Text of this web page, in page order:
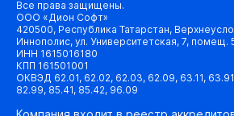
Все права защищены.
ООО «Дион Софт»
420500, Республика Татарстан,
Иннополис, ул. Университетская, 7, помещ.
ИНН 1615016180
КПП 161501001
ОКВЭД 62.01, 62.02, 62.03, 62.09, 63.11,
82.99, 85.41, 85.42, 96.09